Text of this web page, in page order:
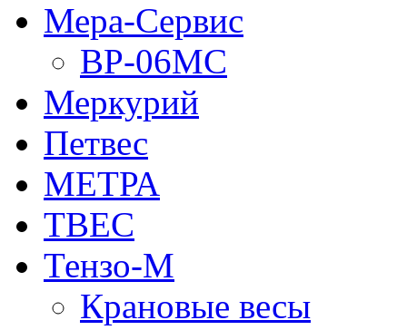
Мера-Сервис
ВР-06МС
Меркурий
Петвес
МЕТРА
ТВЕС
Тензо-М
Крановые весы